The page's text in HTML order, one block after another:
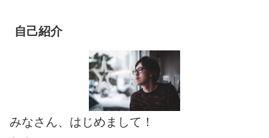
自己紹介
みなさん、はじめまして！